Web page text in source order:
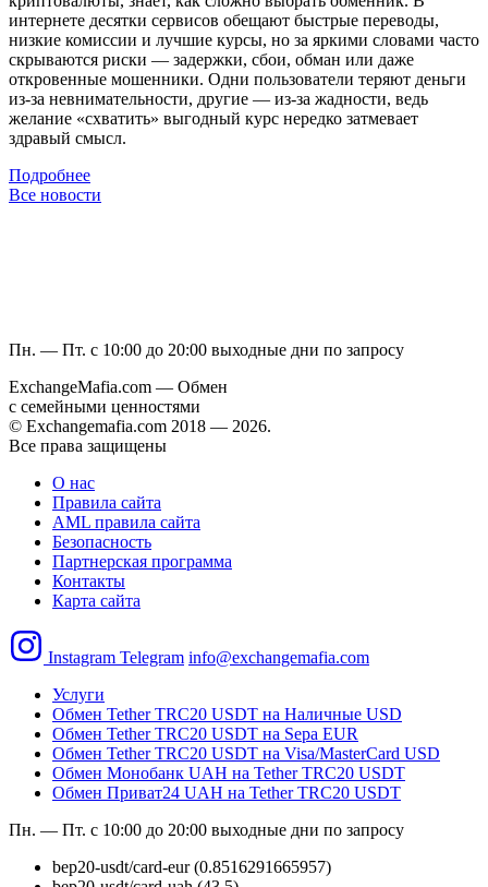
интернете десятки сервисов обещают быстрые переводы,
низкие комиссии и лучшие курсы, но за яркими словами часто
скрываются риски — задержки, сбои, обман или даже
откровенные мошенники. Одни пользователи теряют деньги
из-за невнимательности, другие — из-за жадности, ведь
желание «схватить» выгодный курс нередко затмевает
здравый смысл.
Подробнее
Все новости
Пн. — Пт. с 10:00 до 20:00 выходные дни по запросу
ExchangeMafia.com — Обмен
с семейными ценностями
© Exchangemafia.com 2018 — 2026.
Все права защищены
О нас
Правила сайта
AML правила сайта
Безопасность
Партнерская программа
Контакты
Карта сайта
Instagram Telegram info@exchangemafia.com
Услуги
Обмен Tether TRC20 USDT на Наличные USD
Обмен Tether TRC20 USDT на Sepa EUR
Обмен Tether TRC20 USDT на Visa/MasterCard USD
Обмен Монобанк UAH на Tether TRC20 USDT
Обмен Приват24 UAH на Tether TRC20 USDT
Пн. — Пт. с 10:00 до 20:00 выходные дни по запросу
bep20-usdt/card-eur (0.8516291665957)